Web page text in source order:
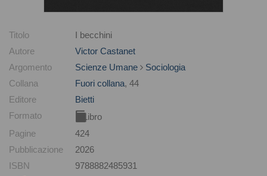
Titolo
I becchini
Autore
Victor Castanet
Argomento
Scienze Umane
Sociologia
Collana
Fuori collana, 44
Editore
Bietti
Formato
Libro
Pagine
424
Pubblicazione
2026
ISBN
9788882485931